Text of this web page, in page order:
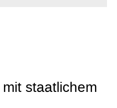
staatlichem